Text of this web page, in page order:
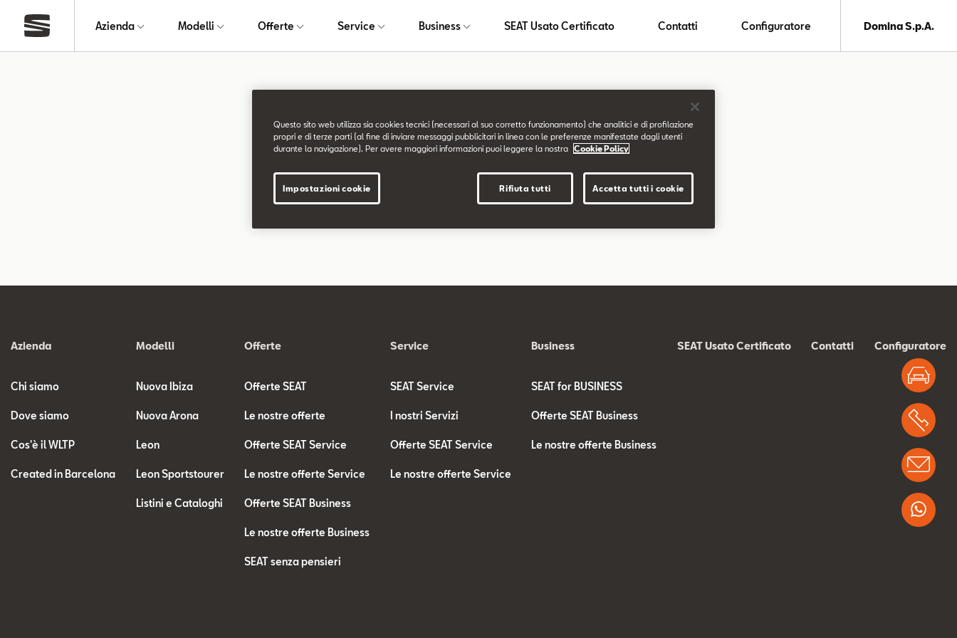
Azienda Modelli Offerte Service Business SEAT Usato Certificato Contatti Configuratore Domina S.p.A.
Pagina non trovata
Puoi continuare a esplorare il sito usando il menù di navigazione qui sopra.
Azienda
Chi siamo
Dove siamo
Cos'è il WLTP
Created in Barcelona
Modelli
Nuova Ibiza
Nuova Arona
Leon
Leon Sportstourer
Listini e Cataloghi
Offerte
Offerte SEAT
Le nostre offerte
Offerte SEAT Service
Le nostre offerte Service
Offerte SEAT Business
Le nostre offerte Business
SEAT senza pensieri
Service
SEAT Service
I nostri Servizi
Offerte SEAT Service
Le nostre offerte Service
Business
SEAT for BUSINESS
Offerte SEAT Business
Le nostre offerte Business
SEAT Usato Certificato Contatti Configuratore
Questo sito web utilizza sia cookies tecnici (necessari al suo corretto funzionamento) che analitici e di profilazione
propri e di terze parti (al fine di inviare messaggi pubblicitari in linea con le preferenze manifestate dagli utenti
durante la navigazione). Per avere maggiori informazioni puoi leggere la nostra
Cookie Policy
Rifiuta tutti Accetta tutti i cookie
Impostazioni cookie